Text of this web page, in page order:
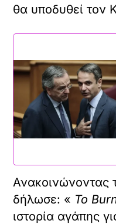
θα υποδυθεί τον
Ανακοινώνοντας
δήλωσε: « Το
ιστορία αγάπης